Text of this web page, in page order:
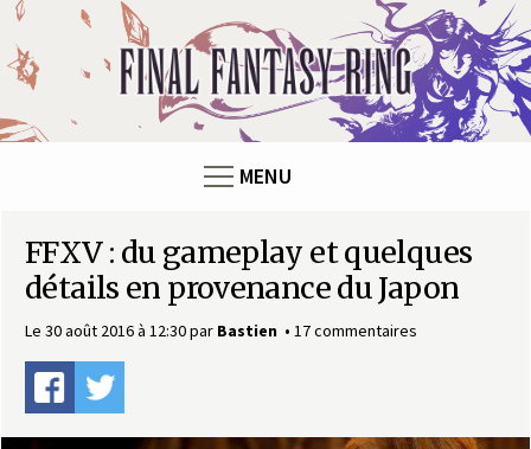
F
n
n
MENU
FFXV : du gameplay et quelques
détails en provenance du Japon
Le 30 août 2016 à 12:30par Bastien 17 commentaires